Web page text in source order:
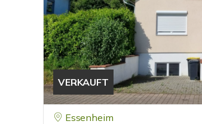
VERKAUFT
Essenheim